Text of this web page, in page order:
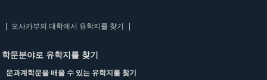
오사카부의 대학에서 유학지를 찾기
학문분야로 유학지를 찾기
문과계학문을 배울 수 있는 유학지를 찾기